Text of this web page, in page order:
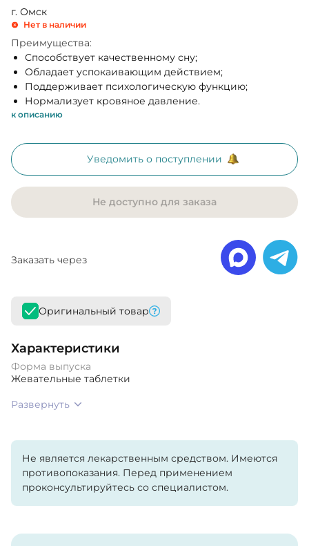
г. Омск
Нет в наличии
Преимущества:
Способствует качественному сну;
Обладает успокаивающим действием;
Поддерживает психологическую функцию;
Нормализует кровяное давление.
к описанию
Уведомить о поступлении
Не доступно для заказа
Заказать через
Оригинальный товар
Характеристики
Форма выпуска
Жевательные таблетки
Развернуть
Не является лекарственным средством. Имеются
противопоказания. Перед применением
проконсультируйтесь со специалистом.